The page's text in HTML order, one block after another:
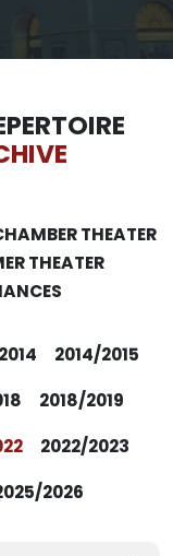
THEATER
THEATER
2014/2015
2018/2019
2022/2023
2026